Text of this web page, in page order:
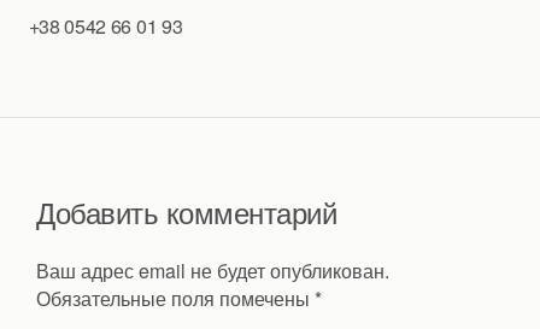
+38 0542 66 01 93
Добавить комментарий
Ваш адрес email не будет опубликован.
Обязательные поля помечены *